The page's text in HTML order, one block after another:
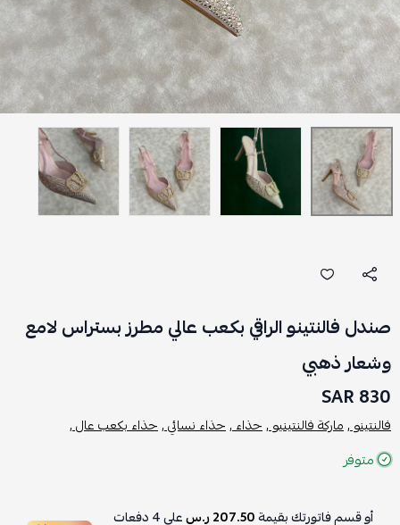
صندل فالنتينو الراقي بكعب عالي مطرز بستراس لامع
وشعار ذهبي
830 SAR
فالنتينو ,ماركة فالنتينيو ,حذاء ,حذاء نسائي ,حذاء بكعب عال ,
متوفر
أو قسم فاتورتك بقيمة207.50 ر.س على4دفعات